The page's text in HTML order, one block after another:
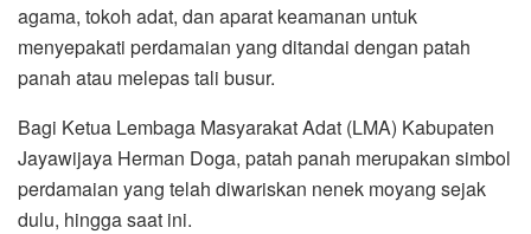
agama, tokoh adat, dan aparat keamanan untuk
menyepakati perdamaian yang ditandai dengan patah
panah atau melepas tali busur.
Bagi Ketua Lembaga Masyarakat Adat (LMA) Kabupaten
Jayawijaya Herman Doga, patah panah merupakan simbol
perdamaian yang telah diwariskan nenek moyang sejak
dulu, hingga saat ini.